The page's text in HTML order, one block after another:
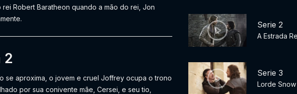
Robert Baratheon quando a mão do rei, Jon
2
se aproxima, o jovem e cruel Joffrey ocupa o trono
por sua conivente mãe, Cersei, e seu tio,
Serie 2
A Estrada
Serie 3
Lorde Snow